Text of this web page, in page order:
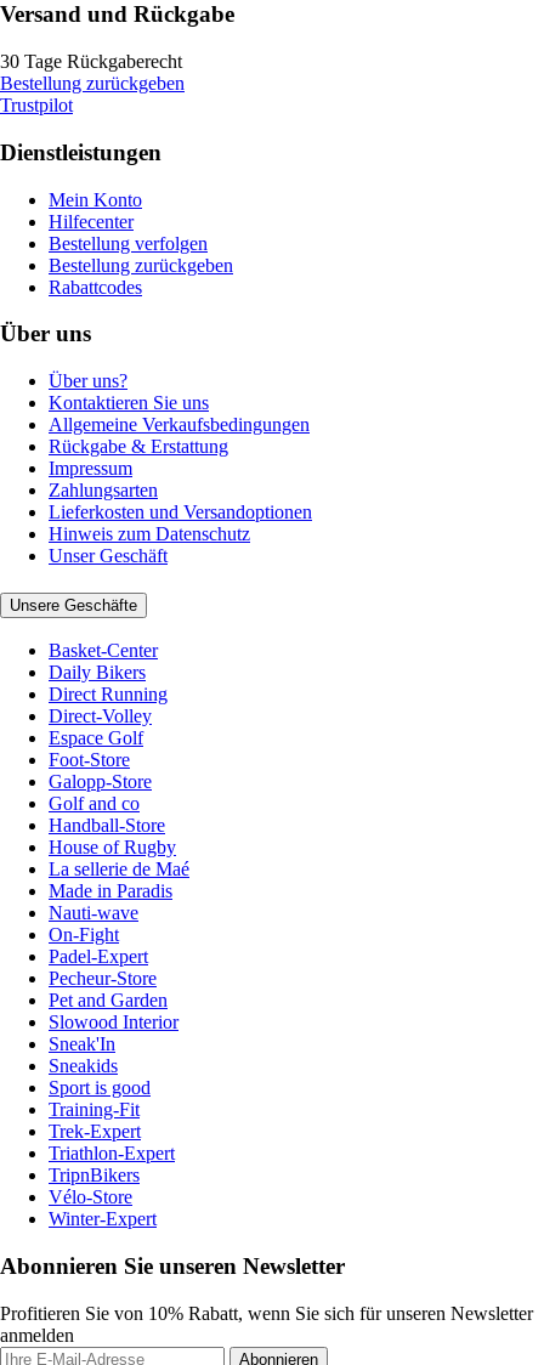
Versand und Rückgabe
30 Tage Rückgaberecht
Bestellung zurückgeben
Trustpilot
Dienstleistungen
Mein Konto
Hilfecenter
Bestellung verfolgen
Bestellung zurückgeben
Rabattcodes
Über uns
Über uns?
Kontaktieren Sie uns
Allgemeine Verkaufsbedingungen
Rückgabe & Erstattung
Impressum
Zahlungsarten
Lieferkosten und Versandoptionen
Hinweis zum Datenschutz
Unser Geschäft
Unsere Geschäfte
Basket-Center
Daily Bikers
Direct Running
Direct-Volley
Espace Golf
Foot-Store
Galopp-Store
Golf and co
Handball-Store
House of Rugby
La sellerie de Maé
Made in Paradis
Nauti-wave
On-Fight
Padel-Expert
Pecheur-Store
Pet and Garden
Slowood Interior
Sneak'In
Sneakids
Sport is good
Training-Fit
Trek-Expert
Triathlon-Expert
TripnBikers
Vélo-Store
Winter-Expert
Abonnieren Sie unseren Newsletter
Profitieren Sie von 10% Rabatt, wenn Sie sich für unseren Newsletter
anmelden
Abonnieren